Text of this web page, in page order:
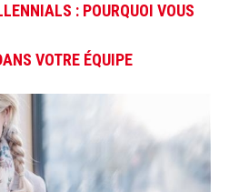
: POURQUOI VOUS
VOTRE ÉQUIPE